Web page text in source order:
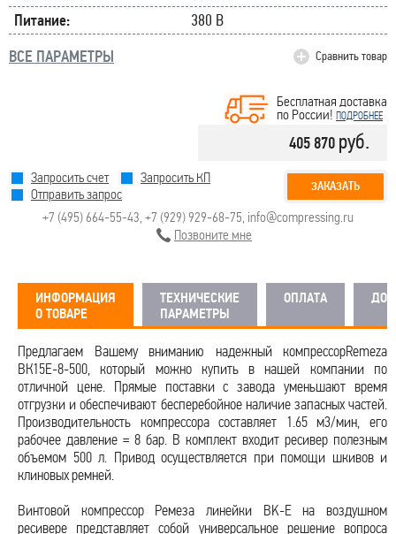
Питание:
380 В
ВСЕ ПАРАМЕТРЫ
Сравнить товар
Бесплатная доставка
по России! ПОДРОБНЕЕ
405 870 руб.
Запросить счет
Запросить КП
Отправить запрос
ЗАКАЗАТЬ
+7 (495) 664-55-43 +7 (929) 929-68-75 info@compressing.ru
Позвоните мне
ИНФОРМАЦИЯ
О ТОВАРЕ
ТЕХНИЧЕСКИЕ
ПАРАМЕТРЫ
ОПЛАТА
Предлагаем Вашему вниманию надежный компрессорRemeza
ВК15E-8-500, который можно купить в нашей компании по
отличной цене. Прямые поставки с завода уменьшают время
отгрузки и обеспечивают бесперебойное наличие запасных частей.
Производительность компрессора составляет 1.65 м3/мин, его
рабочее давление = 8 бар. В комплект входит ресивер полезным
объемом 500 л. Привод осуществляется при помощи шкивов и
клиновых ремней.
Винтовой компрессор Ремеза линейки BK-E на воздушном
ресивере представляет собой универсальное решение вопроса